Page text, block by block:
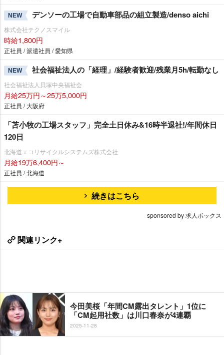
NEW デンソーの工場で自動車部品の組立製造/denso aichi
株式会社テクノスマイル
時給1,800円
正社員 / 派遣社員 / 愛知県
NEW 社会福祉法人の「経理」/経験者歓迎/残業月5h/転勤なし
社会福祉法人貝塚中央福祉会
月給25万円～25万5,000円
正社員 / 大阪府
「苫小牧の工場スタッフ」完全土日休み&16時半退社!/年間休日
120日
北海道エコリサイクルシステムズ株式会社
月給19万6,400円～
正社員 / 北海道
続きはこちら
sponsored by 求人ボックス
関連リンク+
今田美桜「年間CM露出タレント」1位に
「CM起用社数」は川口春奈が4連覇
2025-11-28